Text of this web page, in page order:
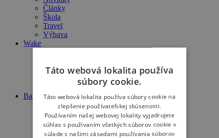
Články
Škola
Travel
Výbava
Wake
Škola
Bazár
Windsurf
Kiteboard
Wake
Surfing
Táto webová lokalita používa
súbory cookie.
Táto webová lokalita používa súbory cookie na
zlepšenie používateľskej skúsenosti.
Používaním našej webovej lokality vyjadrujete
súhlas s používaním všetkých súborov cookie v
súlade s našimi zásadami používania súborov